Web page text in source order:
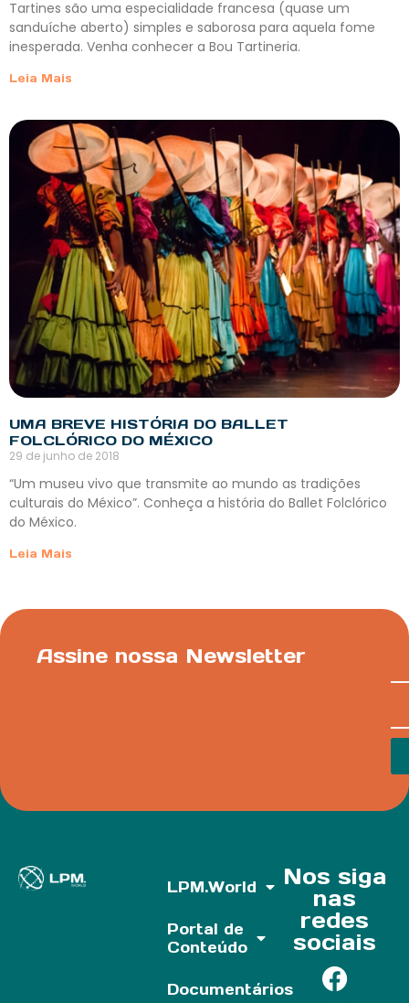
Tartines são uma especialidade francesa (quase um
sanduíche aberto) simples e saborosa para aquela fome
inesperada. Venha conhecer a Bou Tartineria.
Leia Mais
UMA BREVE HISTÓRIA DO BALLET
FOLCLÓRICO DO MÉXICO
29 de junho de 2018
“Um museu vivo que transmite ao mundo as tradições
culturais do México”. Conheça a história do Ballet Folclórico
do México.
Leia Mais
Assine nossa Newsletter
LPM.World
Portal de
Conteúdo
Documentários
Nos siga
nas
redes
sociais